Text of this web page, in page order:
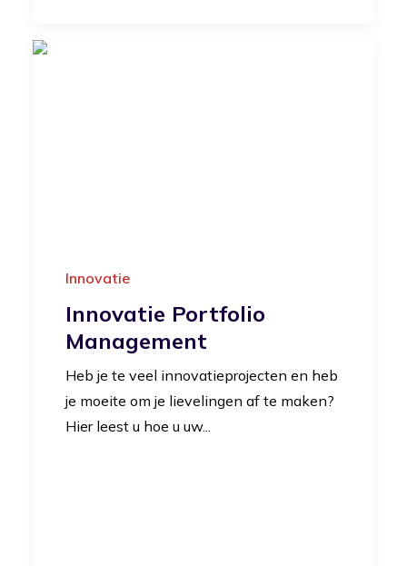
Innovatie
Innovatie Portfolio
Management
Heb je te veel innovatieprojecten en heb
je moeite om je lievelingen af te maken?
Hier leest u hoe u uw...